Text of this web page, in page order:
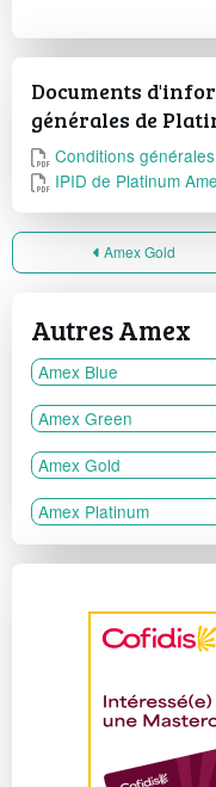
Documents
générales de
Conditions
IPID de Platinum
Amex Gold
Autres Amex
Amex Blue
Amex Green
Amex Gold
Amex Platinum